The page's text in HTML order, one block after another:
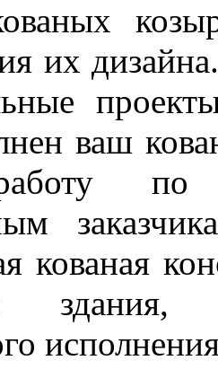
их
ваш
по
кованая